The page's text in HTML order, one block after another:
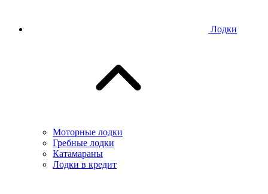
Лодки
Моторные лодки
Гребные лодки
Катамараны
Лодки в кредит